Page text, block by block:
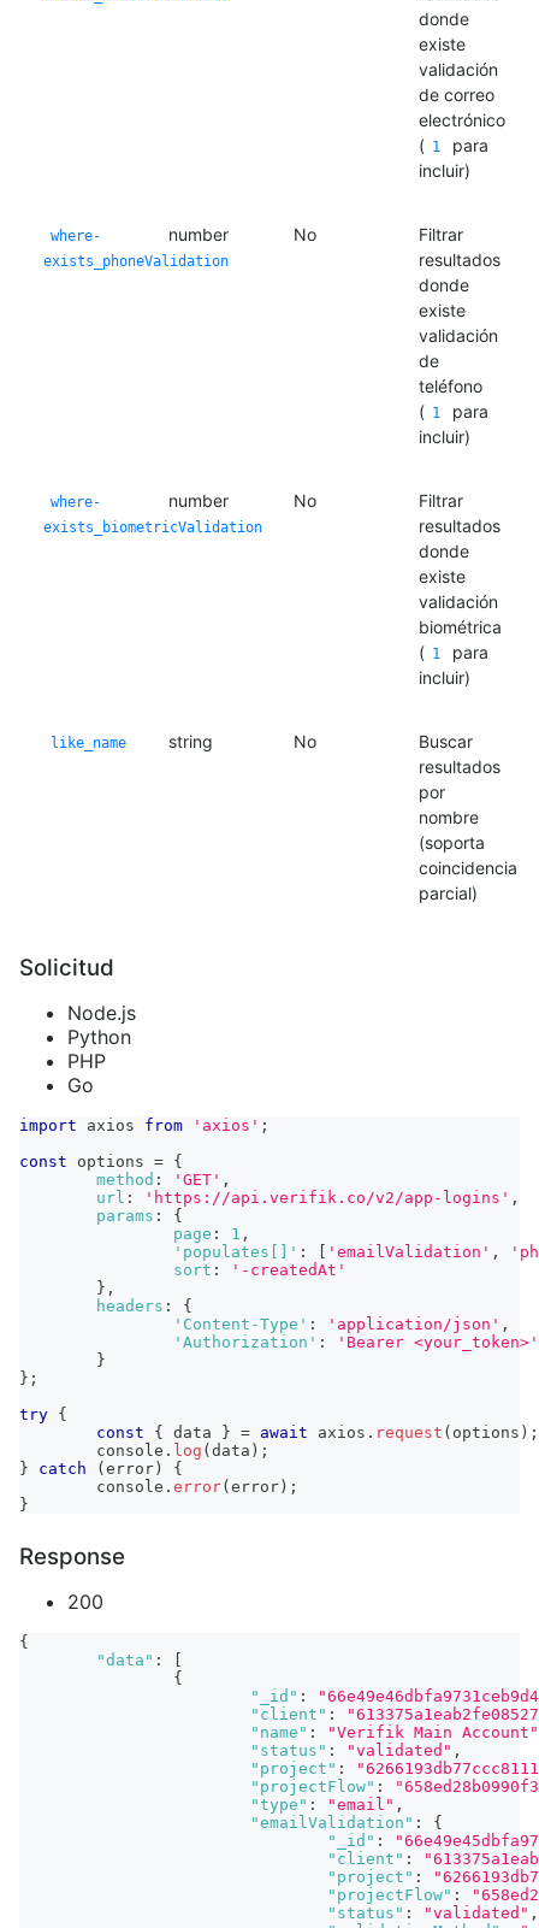
donde
existe
validación
de correo
electrónico
( 1
para
incluir)
where-
exists_phoneValidation
number No
Filtrar
resultados
donde
existe
validación
de
teléfono
( 1
para
incluir)
where-
exists_biometricValidation
number No
Filtrar
resultados
donde
existe
validación
biométrica
( 1
para
incluir)
like_name string No
Buscar
resultados
por
nombre
(soporta
coincidencia
parcial)
Solicitud
Node.js
Python
PHP
Go
import axios from 'axios' ;
const options = {
method : 'GET' ,
url : 'https://api.verifik.co/v2/app-logins' ,
params :
{
page : 1 ,
'populates[]' : 'emailValidation' ,
sort :
'-createdAt'
} ,
headers :
{
'Content-Type' : 'application/json' ,
'Authorization' :
'Bearer <your_token>'
}
} ;
try {
const
{ data } = await axios . request ( options ) ;
console . log ( data ) ;
}
catch ( error )
{
console . error( error ) ;
}
Response
200
{
"data" :
{
"_id" :
"client" :
"name" :
"Verifik Main Account"
"status" : "validated" ,
"project" :
"projectFlow" :
"type" : "email" ,
"emailValidation" :
{
"_id" :
"client" :
"project" :
"projectFlow" :
"status" : "validated" ,